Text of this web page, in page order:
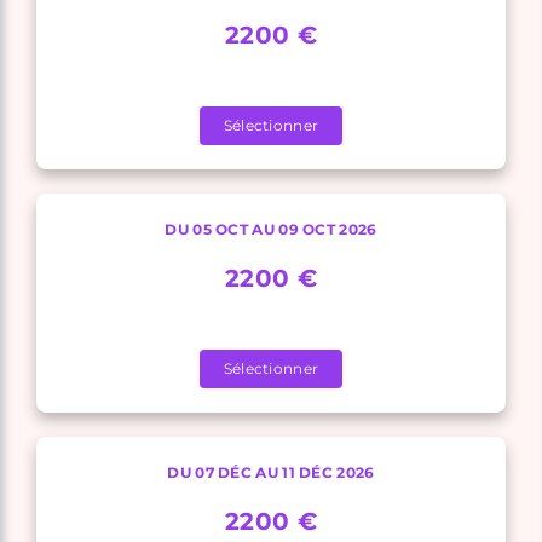
2200 €
Sélectionner
DU 05 OCT AU 09 OCT 2026
2200 €
Sélectionner
DU 07 DÉC AU 11 DÉC 2026
2200 €